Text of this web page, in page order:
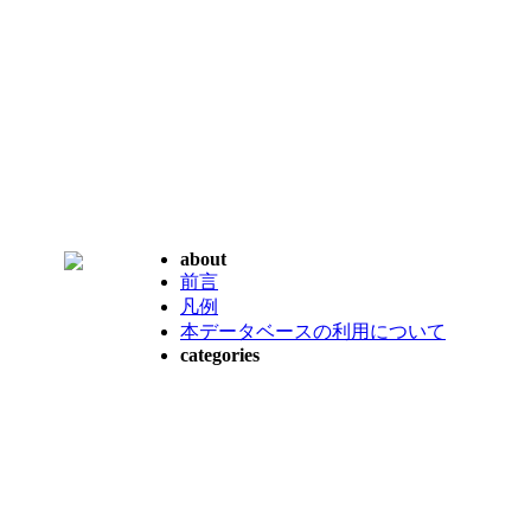
about
前言
凡例
本データベースの利用について
categories